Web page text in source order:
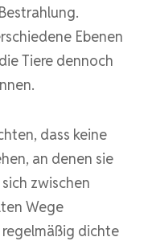
Ebenen
Tiere dennoch
dass keine
an denen sie
zwischen
Wege
dichte